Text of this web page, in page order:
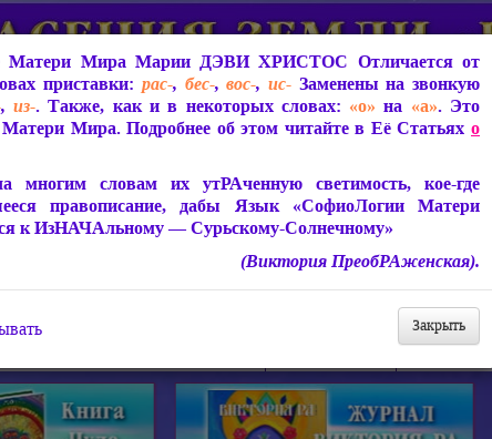
Защита от
Матери Мира
Живое Слово Матери Мира.
Статьи, Книги, Видео, Аудио и др.
Матери Мира Марии ДЭВИ ХРИСТОС Отличается от
приставки: рас-, бес-,вос-, ис-Заменены на звонкую
,из-. Также, как и в некоторых словах: «о» на «а». Это
Мира. Подробнее об этом читайте в Её Статьях о
многим словам их утРАченную светимость, кое-где
правописание, дабы Язык «СофиоЛогии Матери
к ИзНАЧАльному — Сурьскому-Солнечному»
(Виктория ПреобРАженская).
Закрыть